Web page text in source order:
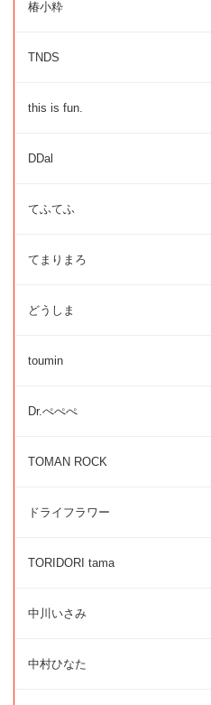
椿小粋
TNDS
this is fun.
DDal
てふてふ
てまりまろ
どうしま
toumin
Dr.ぺぺぺ
TOMAN ROCK
ドライフラワー
TORIDORI tama
中川いさみ
中村ひなた